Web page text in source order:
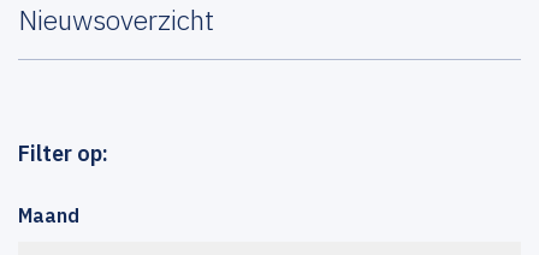
Nieuwsoverzicht
Filter op:
Maand